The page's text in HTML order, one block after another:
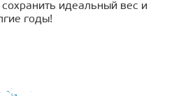
идеальный вес и
годы!